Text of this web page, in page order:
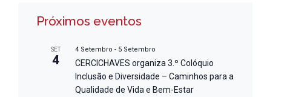
Próximos eventos
SET
4
4 Setembro - 5 Setembro
CERCICHAVES organiza 3.º Colóquio
Inclusão e Diversidade – Caminhos para a
Qualidade de Vida e Bem-Estar